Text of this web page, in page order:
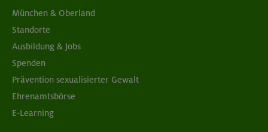
München & Oberland
Standorte
Ausbildung & Jobs
Spenden
Prävention sexualisierter Gewalt
Ehrenamtsbörse
E-Learning